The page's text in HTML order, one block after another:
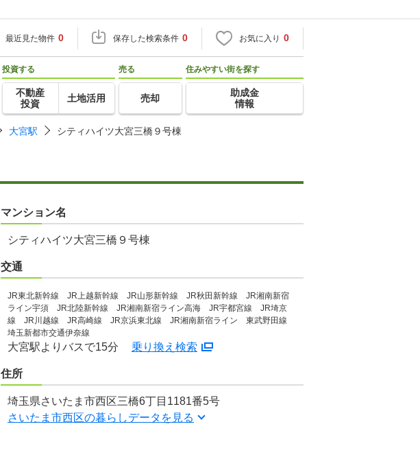
最近見た物件 0 保存した検索条件 0 お気に入り 0
投資する
不動産
投資
土地活用
売る
売却
住みやすい街を探す
助成金
情報
大宮駅 シティハイツ大宮三橋９号棟
マンション名
シティハイツ大宮三橋９号棟
交通
JR東北新幹線 JR上越新幹線 JR山形新幹線 JR秋田新幹線 JR湘南新宿
ライン宇須 JR北陸新幹線 JR湘南新宿ライン高海 JR宇都宮線 JR埼京
線 JR川越線 JR高崎線 JR京浜東北線 JR湘南新宿ライン 東武野田線
埼玉新都市交通伊奈線
大宮駅よりバスで15分 乗り換え検索
住所
埼玉県さいたま市西区三橋6丁目1181番5号
さいたま市西区の暮らしデータを見る